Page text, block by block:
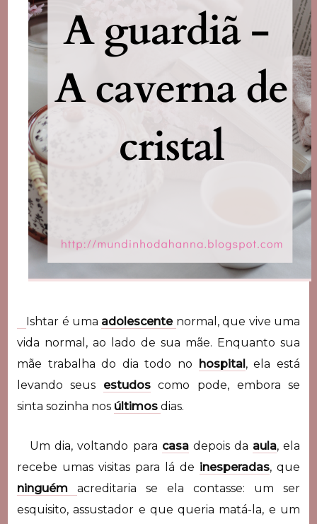
Ishtar é uma adolescente normal, que vive uma
vida normal, ao lado de sua mãe. Enquanto sua
mãe trabalha do dia todo no hospital, ela está
levando seus estudoscomo pode, embora se
sinta sozinha nos últimos dias.
Um dia, voltando para casadepois da aula, ela
recebe umas visitas para lá de inesperadas, que
ninguém acreditaria se ela contasse: um ser
esquisito, assustador e que queria matá-la, e um